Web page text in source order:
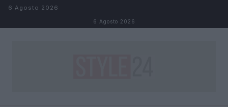
Salta al contenuto
6 Agosto 2026
6 Agosto 2026